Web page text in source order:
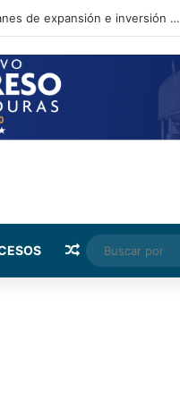
Gobierno de Honduras se reúne con el CEO global de Fogo de Chão para impulsar planes de expansión e inversión en el país
Random Article